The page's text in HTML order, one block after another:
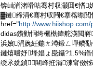
锛屾湭渚嗗咕骞村収灏囬€愭
▓鏈締涓€骞村収闁€搴楁暩
href="http://
didas鐨勭恫绔欐槸鍏舵渶閲
浜嬪涓婏紝鍦ㄤ竴鍛ㄥ墠鐨
鏈熺嚐妤埄娼ょ巼鑷?1.5%
绶氶姺鍞闀峰拰涓湅甯傚